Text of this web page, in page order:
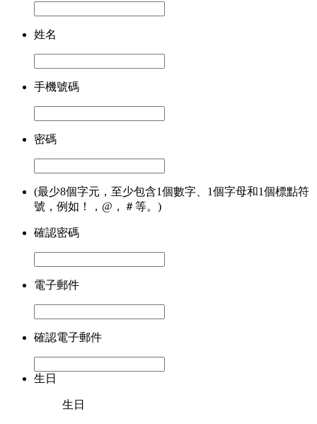
姓名
手機號碼
密碼
(最少8個字元，至少包含1個數字、1個字母和1個標點符
號，例如！，@，＃等。)
確認密碼
電子郵件
確認電子郵件
生日
生日